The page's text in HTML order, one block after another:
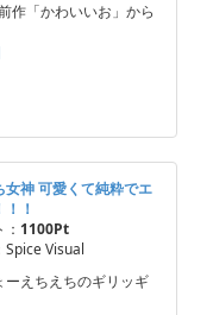
作「かわいいお」から
女神 可愛くて純粋でエ
！
1100Pt
Spice Visual
ーえちえちのギリッギ